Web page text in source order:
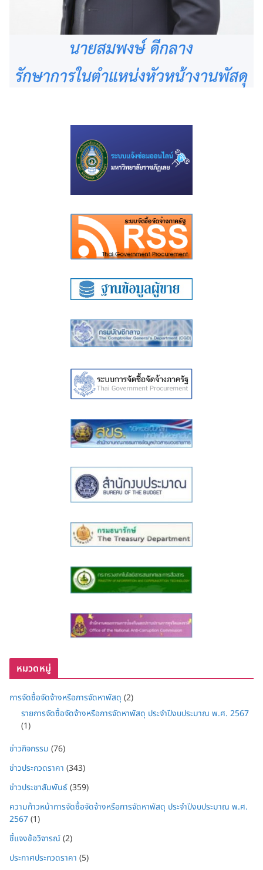
หมวดหมู่
การจัดซื้อจัดจ้างหรือการจัดหาพัสดุ (2)
รายการจัดซื้อจัดจ้างหรือการจัดหาพัสดุ ประจำปีงบประมาณ พ.ศ. 2567
(1)
ข่าวกิจกรรม (76)
ข่าวประกวดราคา (343)
ข่าวประชาสัมพันธ์(359)
ความก้าวหน้าการจัดซื้อจัดจ้างหรือการจัดหาพัสดุ ประจำปีงบประมาณ พ.ศ.
2567(1)
ชี้แจงข้อวิจารณ์(2)
ประกาศประกวดราคา (5)